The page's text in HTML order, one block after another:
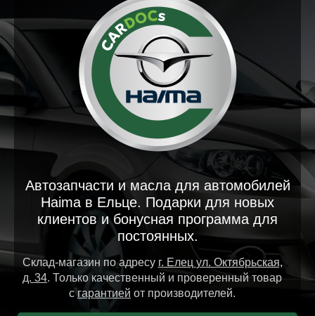
Автозапчасти и масла для автомобилей
Haima в Ельце. Подарки для новых
клиентов и бонусная программа для
постоянных.
Склад-магазин по адресу г. Елец ул. Октябрьская,
д. 34. Только качественный и проверенный товар
сгарантией от производителей.